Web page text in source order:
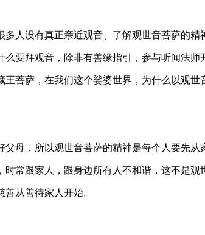
人没有真正亲近观音、了解观世音菩萨的精
要拜观音，除非有善缘指引，参与听闻法
菩萨，在我们这个娑婆世界，为什么以观世
母，所以观世音菩萨的精神是每个人要先
常跟家人，跟身边所有人不和谐，这不是观
从善待家人开始。